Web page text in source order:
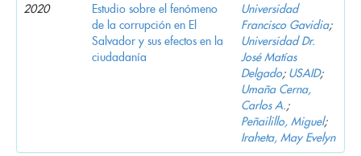
2020
Estudio sobre el fenómeno
de la corrupción en El
Salvador y sus efectos en la
ciudadanía
Universidad
Francisco Gavidia;
Universidad Dr.
José Matías
Delgado; USAID;
Umaña Cerna,
Carlos A.;
Peñailillo, Miguel;
Iraheta, May Evelyn